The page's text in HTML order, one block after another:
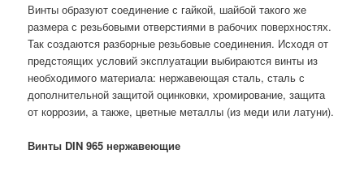
Винты образуют соединение с гайкой, шайбой такого же
размера с резьбовыми отверстиями в рабочих поверхностях.
Так создаются разборные резьбовые соединения. Исходя от
предстоящих условий эксплуатации выбираются винты из
необходимого материала: нержавеющая сталь, сталь с
дополнительной защитой оцинковки, хромирование, защита
от коррозии, а также, цветные металлы (из меди или латуни).
Винты DIN 965 нержавеющие